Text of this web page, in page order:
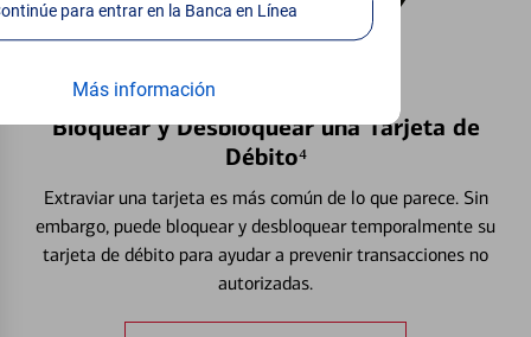
Continúe para entrar en la Banca en Línea
Más información
Bloquear y Desbloquear una Tarjeta de
Débito⁴
Extraviar una tarjeta es más común de lo que parece. Sin
embargo, puede bloquear y desbloquear temporalmente su
tarjeta de débito para ayudar a prevenir transacciones no
autorizadas.